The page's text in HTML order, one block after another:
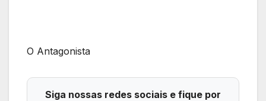
O Antagonista
Siga nossas redes sociais e fique por